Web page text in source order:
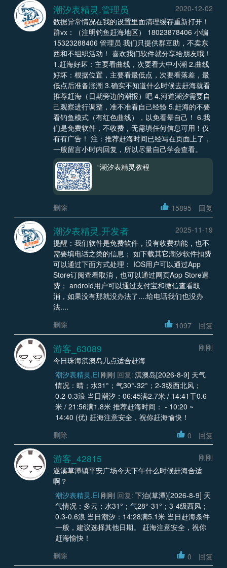
潮汐表精灵.管理员
2020-12-02
数据异常情况在我的设置里面清理缓存重新打开！
群vx：（注明钓鱼赶海地区） 18023878406 小编
15323288406 管理员 我们只提供群互助，不卖东
西和不组织活动！ 喜欢我们软件就分享给朋友哦！
1.赶海好坏：主要看曲线，次要看大中小潮 2.曲线
好坏：根据位置，主要看最低点，次要看落差，最
低点后准备涨潮 3.确实不知道什么时候去赶海就看
推荐赶海（日期旁边的潮报）吧 4.河道潮汐需要自
己观察进行调整，准不准看自己经验 5.赶海的不要
看钓鱼模式（有红色曲线），以免看晕自己！ 6.我
们是免费软件，不收费，无需填任何信息可用！仅
有有广告！ 注：推荐赶海时间已经写在页面上了，
一般留言小时内回复，所以尽量自己学会查看。
“潮汐表精灵教程
删除 15895 回复
潮汐表精灵.开发者
2025-11-19
提醒：我们软件是免费软件，没有收费功能，也不
需要填电话之类的信息； 如下载其它潮汐软件扣费
可以通过下面方式处理： IOS用户可以通过App
Store订阅查看取消，也可以通过网页App Store退
费； android用户可以通过支付宝和微信查看取
消，如果没有那就没办法了....给电话我们也没办
法....
删除
1097 回复
游客_63089
刚刚
今日珠海淇澳岛几点适合赶海
潮汐表精灵.EI 刚刚 回复: 淇澳岛[2026-8-9] 天气
情况：晴；水31°；气30°-32°；2-3级西北风；
0.2-0.3浪 当日潮汐：06:45满2.7米 / 14:41干0.6
米 / 21:56满1.8米 推荐赶海时间： - 10:20 ~
14:40 (优) 赶海注意安全，祝你赶海愉快！
删除
0 回复
游客_42815
刚刚
遂溪草潭镇平安广场今天下午什么时候赶海合适
啊？
潮汐表精灵.EI 刚刚 回复: 下泊(草潭)[2026-8-9] 天
气情况：多云；水31°；气28°-31°；3-4级西风；
0.3-0.6浪 当日潮汐：14:28满5.1米 当日赶海条件
一般，建议选择其他日期。 赶海注意安全，祝你
赶海愉快！
删除
0 回复